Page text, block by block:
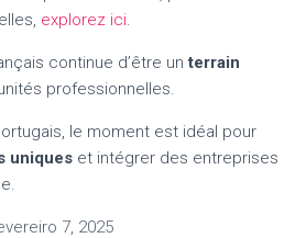
explorez ici.
continue d’être unterrain
professionnelles.
le moment est idéal pour
uniques et intégrer des entreprises
7, 2025